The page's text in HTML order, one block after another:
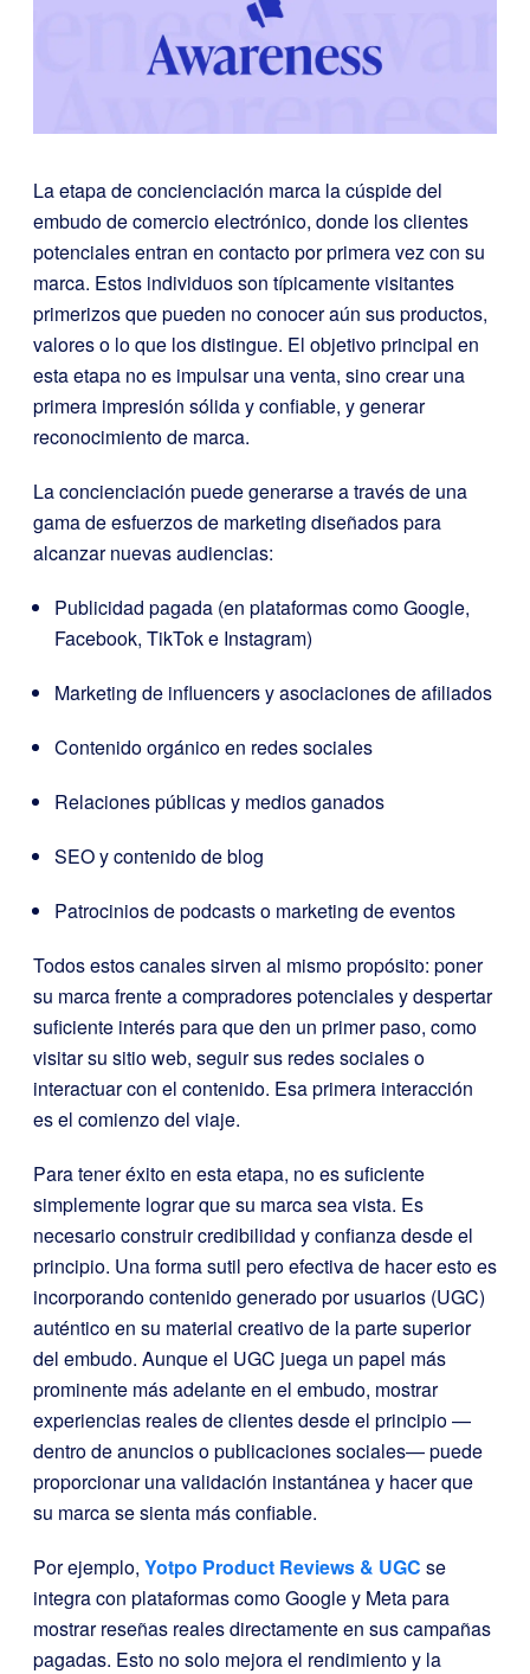
La etapa de concienciación marca la cúspide del
embudo de comercio electrónico, donde los clientes
potenciales entran en contacto por primera vez con su
marca. Estos individuos son típicamente visitantes
primerizos que pueden no conocer aún sus productos,
valores o lo que los distingue. El objetivo principal en
esta etapa no es impulsar una venta, sino crear una
primera impresión sólida y confiable, y generar
reconocimiento de marca.
La concienciación puede generarse a través de una
gama de esfuerzos de marketing diseñados para
alcanzar nuevas audiencias:
Publicidad pagada (en plataformas como Google,
Facebook, TikTok e Instagram)
Marketing de influencers y asociaciones de afiliados
Contenido orgánico en redes sociales
Relaciones públicas y medios ganados
SEO y contenido de blog
Patrocinios de podcasts o marketing de eventos
Todos estos canales sirven al mismo propósito: poner
su marca frente a compradores potenciales y despertar
suficiente interés para que den un primer paso, como
visitar su sitio web, seguir sus redes sociales o
interactuar con el contenido. Esa primera interacción
es el comienzo del viaje.
Para tener éxito en esta etapa, no es suficiente
simplemente lograr que su marca sea vista. Es
necesario construir credibilidad y confianza desde el
principio. Una forma sutil pero efectiva de hacer esto es
incorporando contenido generado por usuarios (UGC)
auténtico en su material creativo de la parte superior
del embudo. Aunque el UGC juega un papel más
prominente más adelante en el embudo, mostrar
experiencias reales de clientes desde el principio —
dentro de anuncios o publicaciones sociales— puede
proporcionar una validación instantánea y hacer que
su marca se sienta más confiable.
Por ejemplo, Yotpo Product Reviews & UGC se
integra con plataformas como Google y Meta para
mostrar reseñas reales directamente en sus campañas
pagadas. Esto no solo mejora el rendimiento y la